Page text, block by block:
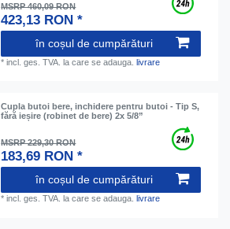
MSRP 460,09 RON
423,13 RON *
în coșul de cumpărături
*incl. ges. TVA. la care se adauga.livrare
Cupla butoi bere, inchidere pentru butoi - Tip S,
fără ieșire (robinet de bere) 2x 5/8”
MSRP 229,30 RON
183,69 RON *
în coșul de cumpărături
*incl. ges. TVA. la care se adauga. livrare